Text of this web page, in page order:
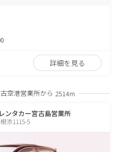
詳細を見る
空港営業所から 2514m
ンタカー宮古島営業所
添1115-5